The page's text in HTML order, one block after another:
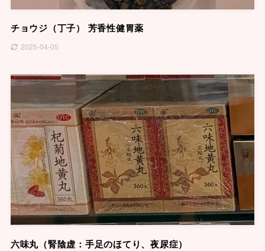
チョウジ（丁子） 芳香性健胃薬
2025-04-05
六味丸（腎陰虚：手足のほてり、夜尿症）